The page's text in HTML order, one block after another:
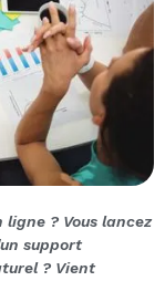
? Vous lancez
support
? Vient